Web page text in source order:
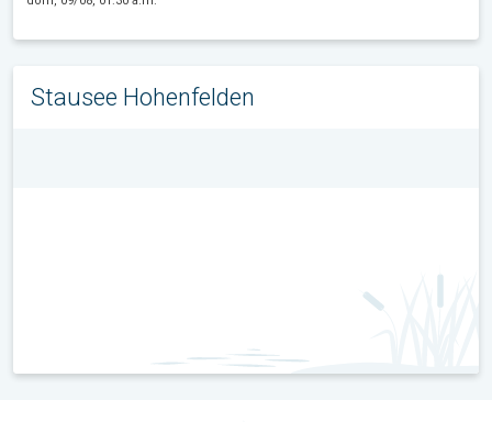
Stausee Hohenfelden